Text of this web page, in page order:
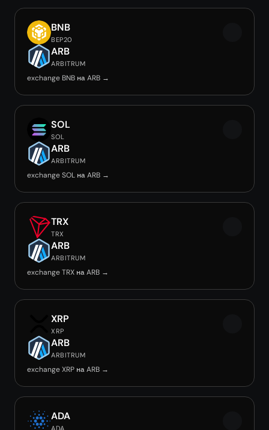
BNB
BEP20
ARB
ARBITRUM
exchange BNB на ARB →
SOL
SOL
ARB
ARBITRUM
exchange SOL на ARB →
TRX
TRX
ARB
ARBITRUM
exchange TRX на ARB →
XRP
XRP
ARB
ARBITRUM
exchange XRP на ARB →
ADA
ADA